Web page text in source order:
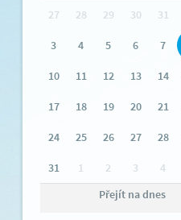
27
28 29 30 31
3 4 5 6 7
10 11 12 13 14
17 18 19 20 21
24 25 26 27 28
31 1 2 3 4
Přejít na dnes